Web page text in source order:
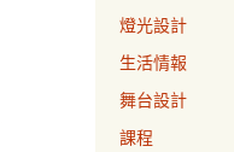
燈光設計
生活情報
舞台設計
課程